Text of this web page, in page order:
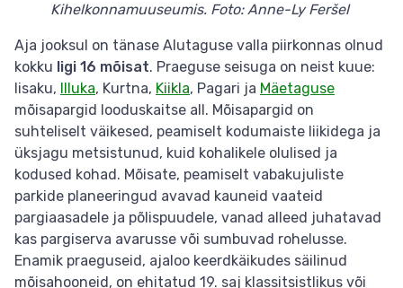
Kihelkonnamuuseumis. Foto: Anne-Ly Feršel
Aja jooksul on tänase Alutaguse valla piirkonnas olnud
kokku ligi 16 mõisat. Praeguse seisuga on neist kuue:
Iisaku, Illuka, Kurtna, Kiikla, Pagari ja Mäetaguse
mõisapargid looduskaitse all. Mõisapargid on
suhteliselt väikesed, peamiselt kodumaiste liikidega ja
üksjagu metsistunud, kuid kohalikele olulised ja
kodused kohad. Mõisate, peamiselt vabakujuliste
parkide planeeringud avavad kauneid vaateid
pargiaasadele ja põlispuudele, vanad alleed juhatavad
kas pargiserva avarusse või sumbuvad rohelusse.
Enamik praeguseid, ajaloo keerdkäikudes säilinud
mõisahooneid, on ehitatud 19. saj klassitsistlikus või